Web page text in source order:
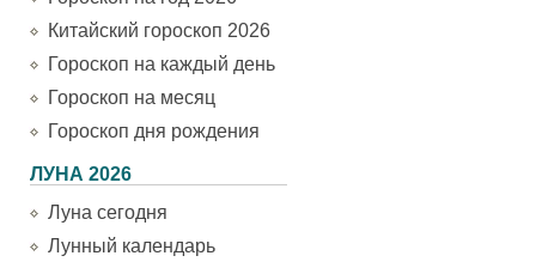
Китайский гороскоп 2026
Гороскоп на каждый день
Гороскоп на месяц
Гороскоп дня рождения
ЛУНА 2026
Луна сегодня
Лунный календарь